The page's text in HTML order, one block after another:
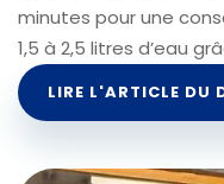
minutes pour une
1,5 à 2,5 litres d’eau
LIRE L'ARTICLE DU